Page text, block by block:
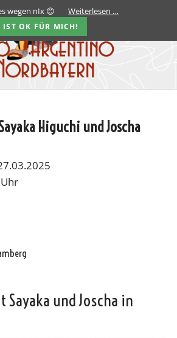
Higuchi und Joscha
und Joscha in
wegen nIx 😊 Weiterlesen …
IST OK FÜR MICH!